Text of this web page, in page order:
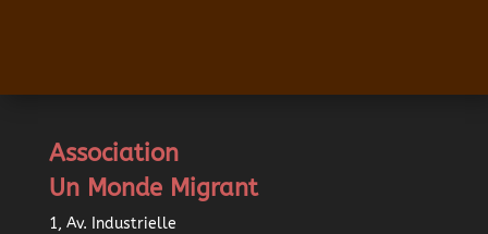
Association
Un Monde Migrant
1, Av. Industrielle